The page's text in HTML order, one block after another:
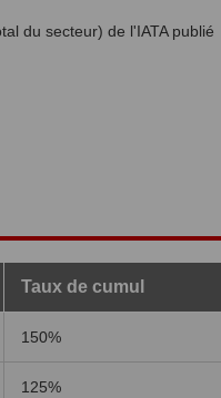
du secteur) de l'IATA publié
Taux de cumul
150%
125%